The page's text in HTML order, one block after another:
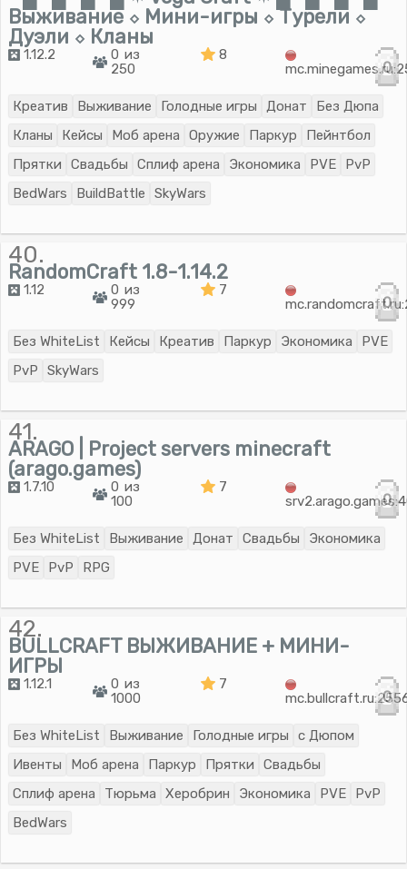
Выживание ⬦ Мини-игры ⬦ Турели ⬦
Дуэли ⬦ Кланы
1.12.2
0 из
250
8
0
Креатив Выживание Голодные игры Донат
Без Дюпа
Кланы
Кейсы Моб арена Оружие Паркур
Пейнтбол
Прятки
Свадьбы Сплиф арена Экономика PVE
PvP
BedWars
BuildBattle SkyWars
40.
RandomCraft 1.8-1.14.2
1.12
0 из
999
7
0
Без WhiteList Кейсы Креатив Паркур Экономика
PVE
PvP
SkyWars
41.
ARAGO | Project servers minecraft
(arago.games)
1.7.10
0 из
100
7
0
Без WhiteList Выживание Донат Свадьбы
Экономика
PVE
PvP RPG
42.
BULLCRAFT ВЫЖИВАНИЕ + МИНИ-
ИГРЫ
1.12.1
0 из
1000
7
0
Без WhiteList Выживание Голодные игры
с Дюпом
Ивенты
Моб арена Паркур Прятки
Свадьбы
Сплиф арена
Тюрьма Херобрин Экономика PVE
PvP
BedWars